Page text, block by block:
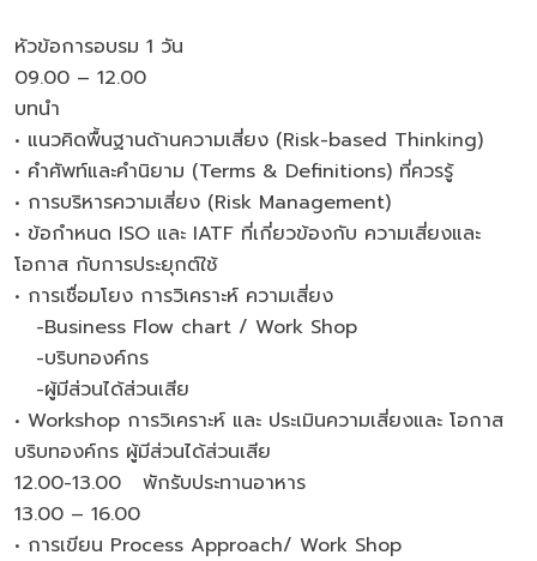
หัวข้อการอบรม 1 วัน
09.00 – 12.00
บทนำ
• แนวคิดพื้นฐานด้านความเสี่ยง (Risk-based Thinking)
• คำศัพท์และคำนิยาม (Terms & Definitions) ที่ควรรู้
• การบริหารความเสี่ยง (Risk Management)
• ข้อกำหนด ISO และ IATF ที่เกี่ยวข้องกับ ความเสี่ยงและ
โอกาส กับการประยุกต์ใช้
• การเชื่อมโยง การวิเคราะห์ ความเสี่ยง
-Business Flow chart / Work Shop
-บริบทองค์กร
-ผู้มีส่วนได้ส่วนเสีย
• Workshop การวิเคราะห์ และ ประเมินความเสี่ยงและ โอกาส
บริบทองค์กร ผู้มีส่วนได้ส่วนเสีย
12.00-13.00 พักรับประทานอาหาร
13.00 – 16.00
• การเขียน Process Approach/ Work Shop